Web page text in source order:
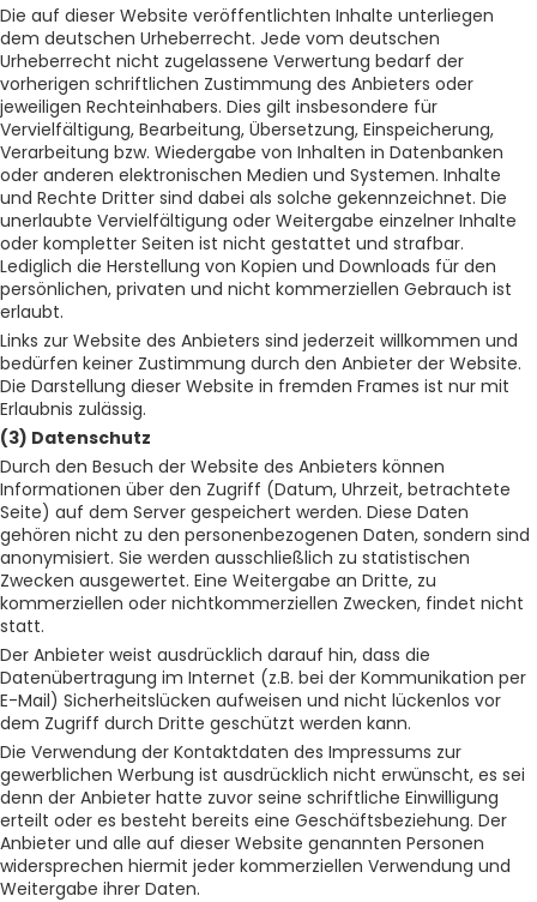
Die auf dieser Website veröffentlichten Inhalte unterliegen
dem deutschen Urheberrecht. Jede vom deutschen
Urheberrecht nicht zugelassene Verwertung bedarf der
vorherigen schriftlichen Zustimmung des Anbieters oder
jeweiligen Rechteinhabers. Dies gilt insbesondere für
Vervielfältigung, Bearbeitung, Übersetzung, Einspeicherung,
Verarbeitung bzw. Wiedergabe von Inhalten in Datenbanken
oder anderen elektronischen Medien und Systemen. Inhalte
und Rechte Dritter sind dabei als solche gekennzeichnet. Die
unerlaubte Vervielfältigung oder Weitergabe einzelner Inhalte
oder kompletter Seiten ist nicht gestattet und strafbar.
Lediglich die Herstellung von Kopien und Downloads für den
persönlichen, privaten und nicht kommerziellen Gebrauch ist
erlaubt.
Links zur Website des Anbieters sind jederzeit willkommen und
bedürfen keiner Zustimmung durch den Anbieter der Website.
Die Darstellung dieser Website in fremden Frames ist nur mit
Erlaubnis zulässig.
(3) Datenschutz
Durch den Besuch der Website des Anbieters können
Informationen über den Zugriff (Datum, Uhrzeit, betrachtete
Seite) auf dem Server gespeichert werden. Diese Daten
gehören nicht zu den personenbezogenen Daten, sondern sind
anonymisiert. Sie werden ausschließlich zu statistischen
Zwecken ausgewertet. Eine Weitergabe an Dritte, zu
kommerziellen oder nichtkommerziellen Zwecken, findet nicht
statt.
Der Anbieter weist ausdrücklich darauf hin, dass die
Datenübertragung im Internet (z.B. bei der Kommunikation per
E-Mail) Sicherheitslücken aufweisen und nicht lückenlos vor
dem Zugriff durch Dritte geschützt werden kann.
Die Verwendung der Kontaktdaten des Impressums zur
gewerblichen Werbung ist ausdrücklich nicht erwünscht, es sei
denn der Anbieter hatte zuvor seine schriftliche Einwilligung
erteilt oder es besteht bereits eine Geschäftsbeziehung. Der
Anbieter und alle auf dieser Website genannten Personen
widersprechen hiermit jeder kommerziellen Verwendung und
Weitergabe ihrer Daten.